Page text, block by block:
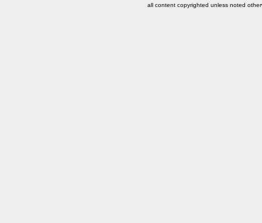
all content copyrighted unless noted